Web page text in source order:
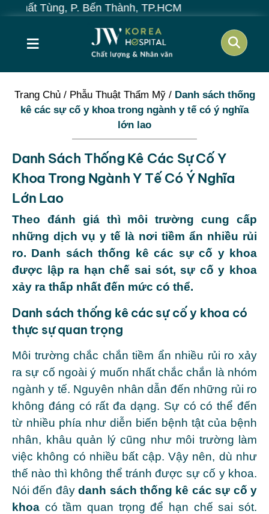
P. Bến Thành, TP.HCM
≡
Trang Chủ/ Phẫu Thuật Thẩm Mỹ/ Danh sách thống
kê các sự cố y khoa trong ngành y tế có ý nghĩa
lớn lao
Danh Sách Thống Kê Các Sự Cố Y
Khoa Trong Ngành Y Tế Có Ý Nghĩa
Lớn Lao
Theo đánh giá thì môi trường cung cấp
những dịch vụ y tế là nơi tiềm ẩn nhiều rủi
ro. Danh sách thống kê các sự cố y khoa
được lập ra hạn chế sai sót, sự cố y khoa
xảy ra thấp nhất đến mức có thể.
Danh sách thống kê các sự cố y khoa có
thực sự quan trọng
Môi trường chắc chắn tiềm ẩn nhiều rủi ro xảy
ra sự cố ngoài ý muốn nhất chắc chắn là nhóm
ngành y tế. Nguyên nhân dẫn đến những rủi ro
không đáng có rất đa dạng. Sự có có thể đến
từ nhiều phía như diễn biến bệnh tật của bệnh
nhân, khâu quản lý cũng như môi trường làm
việc không có nhiều bất cập. Vậy nên, dù như
thế nào thì không thể tránh được sự cố y khoa.
Nói đến đâydanh sách thống kê các sự cố y
khoa có tầm quan trọng để hạn chế sai sót.